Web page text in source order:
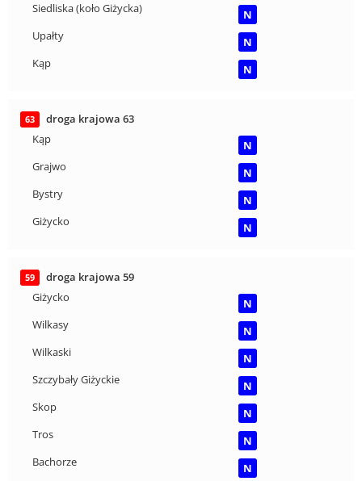
Siedliska (koło Giżycka)
N
Upałty
N
Kąp
N
63
droga krajowa 63
Kąp
N
Grajwo
N
Bystry
N
Giżycko
N
59
droga krajowa 59
Giżycko
N
Wilkasy
N
Wilkaski
N
Szczybały Giżyckie
N
Skop
N
Tros
N
Bachorze
N